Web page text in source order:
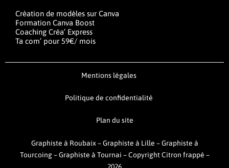
Création de modèles sur Canva
Formation Canva Boost
Coaching Créa’ Express
Ta com’ pour 59€/ mois
Mentions légales
Politique de confidentialité
Plan du site
Graphiste à Roubaix –Graphiste à Lille –Graphiste à
Tourcoing–Graphiste à Tournai –Copyright Citron frappé –
2026